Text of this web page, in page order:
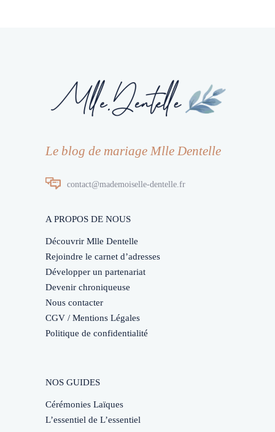
Le blog de mariage Mlle Dentelle
contact@mademoiselle-dentelle.fr
A PROPOS DE NOUS
Découvrir Mlle Dentelle
Rejoindre le carnet d’adresses
Développer un partenariat
Devenir chroniqueuse
Nous contacter
CGV / Mentions Légales
Politique de confidentialité
NOS GUIDES
Cérémonies Laïques
L’essentiel de L’essentiel